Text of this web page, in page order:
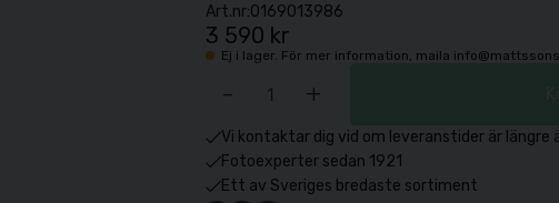
Art.nr:0169013986
3 590 kr
Ej i lager. För mer information, maila
- +
Vi kontaktar dig vid om leveranstider är längre
Fotoexperter sedan 1921
Ett av Sveriges bredaste sortiment